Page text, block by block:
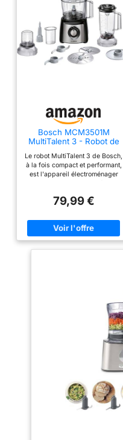
Bosch MCM3501M
MultiTalent 3 - Robot de
Blender
Le robot MultiTalent 3 de Bosch,
à la fois compact et performant,
est l'appareil électroménager
recettes, même les plus
polyvalent : le robot est doté de
plus de 50 fonctions dont
fouetter, mélanger, battre, mixer,
MultiLevel6 doté de 3 doubles
lames La grande capacité du
bol de 2,3 L permet de préparer
jusqu'à 0,8 kg de pâte à gâteau
/ Mini-hachoir avec 4 lames
inox pour hacher des petites
quantités de viande Livraison : 1
x Bosch MultiTalent 3 robot de
cuisine / Robot multifonctions
pour réaliser plus de 50 tâches
différentes / Avec accessoires
de série / Couleur : Noir/Inox
brossé
79,99 €